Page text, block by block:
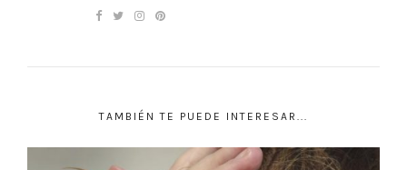
TAMBIÉN TE PUEDE INTERESAR...